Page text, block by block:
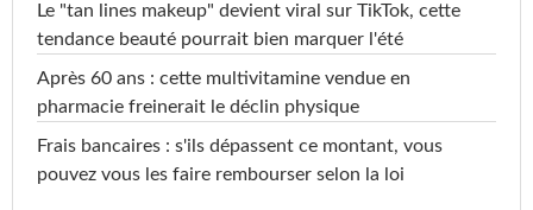
Le "tan lines makeup" devient viral sur TikTok, cette
tendance beauté pourrait bien marquer l'été
Après 60 ans : cette multivitamine vendue en
pharmacie freinerait le déclin physique
Frais bancaires : s'ils dépassent ce montant, vous
pouvez vous les faire rembourser selon la loi